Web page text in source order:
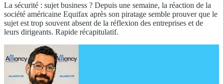
La sécurité : sujet business ? Depuis une semaine, la réaction de la
société américaine Equifax après son piratage semble prouver que le
sujet est trop souvent absent de la réflexion des entreprises et de
leurs dirigeants. Rapide récapitulatif.